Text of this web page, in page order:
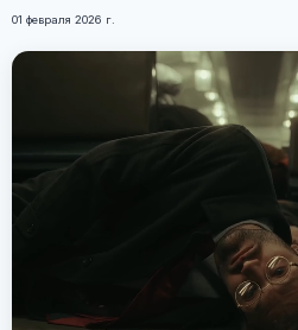
01 февраля 2026 г.